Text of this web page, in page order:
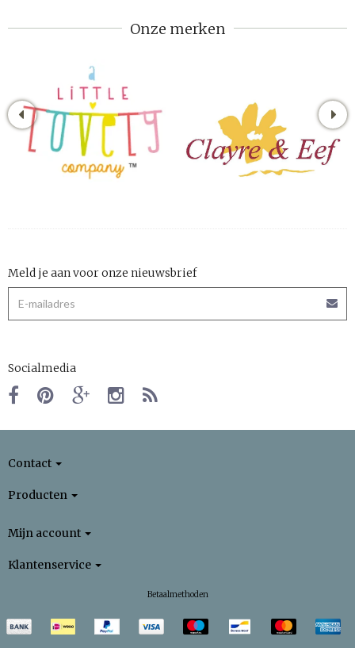
Onze merken
Meld je aan voor onze nieuwsbrief
Socialmedia
Contact
Producten
Mijn account
Klantenservice
Betaalmethoden